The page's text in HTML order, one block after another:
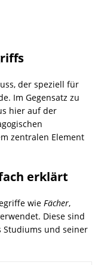
der speziell für
Im Gegensatz zu
hier auf der
zentralen Element
erklärt
wie Fächer,
Diese sind
Studiums und seiner